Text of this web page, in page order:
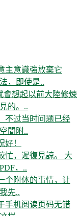
主意識強放棄它
，即使是..
會想起以前大陸修煉
的。..
不过当时问题已经
間附..
好！
忙，遲復見諒。 大
，..
个附体的事情，让
先..
手机阅读页码无错